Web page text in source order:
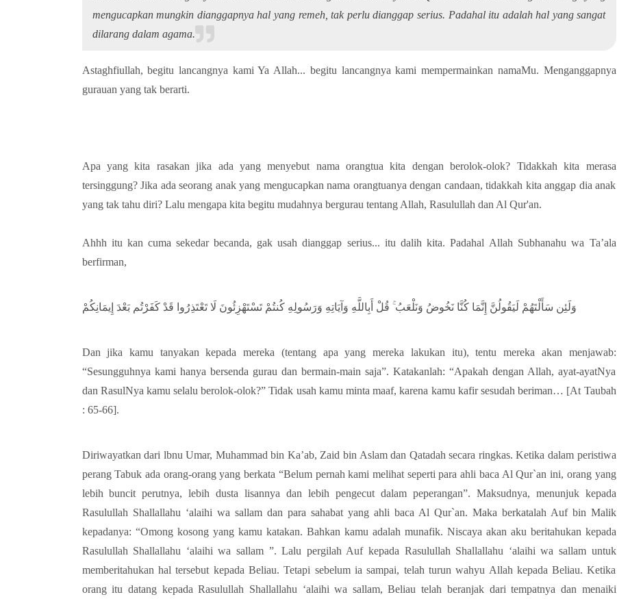
mengucapkan mungkin dianggapnya hal yang remeh, tak perlu dianggap serius. Padahal itu adalah hal yang sangat
dilarang dalam agama.
Astaghfiullah, begitu lancangnya kami Ya Allah... begitu lancangnya kami mempermainkan namaMu. Menganggapnya
gurauan yang tak berarti.
Apa yang kita rasakan jika ada yang menyebut nama orangtua kita dengan berolok-olok? Tidakkah kita merasa
tersinggung? Jika ada seorang anak yang mengucapkan nama orangtuanya dengan candaan, tidakkah kita anggap dia anak
yang tak tahu diri? Lalu mengapa kita begitu mudahnya bergurau tentang Allah, Rasulullah dan Al Qur'an.
Ahhh itu kan cuma sekedar becanda, gak usah dianggap serius... itu dalih kita. Padahal Allah Subhanahu wa Ta’ala
berfirman,
وَلَئِن سَأَلْتَهُمْ لَيَقُولُنَّ إِنَّمَا كُنَّا نَخُوضُ وَنَلْعَبُ ۚ قُلْ أَبِاللَّهِ وَآيَاتِهِ وَرَسُولِهِ كُنتُمْ تَسْتَهْزِئُونَ لَا تَعْتَذِرُوا قَدْ كَفَرْتُم بَعْدَ إِيمَانِكُمْ
Dan jika kamu tanyakan kepada mereka (tentang apa yang mereka lakukan itu), tentu mereka akan menjawab:
“Sesungguhnya kami hanya bersenda gurau dan bermain-main saja”. Katakanlah: “Apakah dengan Allah, ayat-ayatNya
dan RasulNya kamu selalu berolok-olok?” Tidak usah kamu minta maaf, karena kamu kafir sesudah beriman… [At Taubah
: 65-66].
Diriwayatkan dari lbnu Umar, Muhammad bin Ka’ab, Zaid bin Aslam dan Qatadah secara ringkas. Ketika dalam peristiwa
perang Tabuk ada orang-orang yang berkata “Belum pernah kami melihat seperti para ahli baca Al Qur`an ini, orang yang
lebih buncit perutnya, lebih dusta lisannya dan lebih pengecut dalam peperangan”. Maksudnya, menunjuk kepada
Rasulullah Shallallahu ‘alaihi wa sallam dan para sahabat yang ahli baca Al Qur`an. Maka berkatalah Auf bin Malik
kepadanya: “Omong kosong yang kamu katakan. Bahkan kamu adalah munafik. Niscaya akan aku beritahukan kepada
Rasulullah Shallallahu ‘alaihi wa sallam ”. Lalu pergilah Auf kepada Rasulullah Shallallahu ‘alaihi wa sallam untuk
memberitahukan hal tersebut kepada Beliau. Tetapi sebelum ia sampai, telah turun wahyu Allah kepada Beliau. Ketika
orang itu datang kepada Rasulullah Shallallahu ‘alaihi wa sallam, Beliau telah beranjak dari tempatnya dan menaiki